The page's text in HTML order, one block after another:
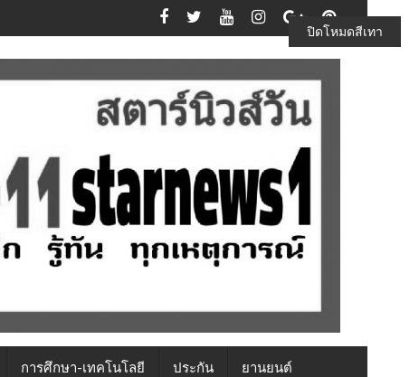
การศึกษา-เทคโนโลยี ประกัน ยานยนต์
ปิดโหมดสีเทา